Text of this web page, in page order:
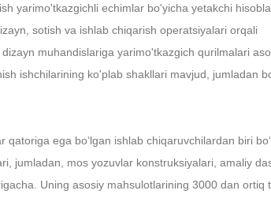
yarimo'tkazgichli echimlar bo'yicha yetakchi
sotish va ishlab chiqarish operatsiyalari orqali
muhandislariga yarimo'tkazgich qurilmalari
ishchilarining ko'plab shakllari mavjud, jumladan
ega bo‘lgan ishlab chiqaruvchilardan biri
jumladan, mos yozuvlar konstruksiyalari, amaliy
Uning asosiy mahsulotlarining 3000 dan ortiq